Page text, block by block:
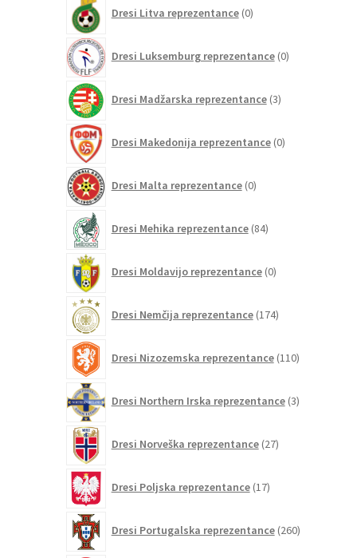
Dresi Litva reprezentance 0izdelkov
Dresi Luksemburg reprezentance 0izdelkov
Dresi Madžarska reprezentance 3izdelki
Dresi Makedonija reprezentance 0izdelkov
Dresi Malta reprezentance 0izdelkov
Dresi Mehika reprezentance 84izdelkov
Dresi Moldavijo reprezentance 0izdelkov
Dresi Nemčija reprezentance 174izdelkov
Dresi Nizozemska reprezentance 110izdelkov
Dresi Northern Irska reprezentance 3izdelki
Dresi Norveška reprezentance 27izdelkov
Dresi Poljska reprezentance 17izdelkov
Dresi Portugalska reprezentance 260izdelkov